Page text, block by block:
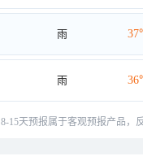
雨
雨
8-15天预报属于客观预报产品，